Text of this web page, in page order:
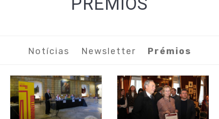
Notícias Newsletter Prémios